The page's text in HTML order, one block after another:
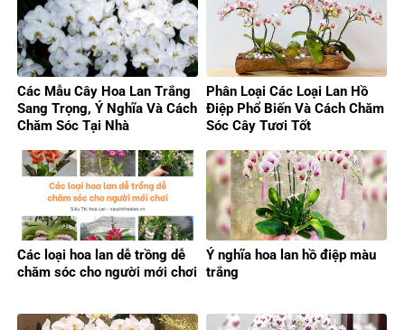
Các Mẫu Cây Hoa Lan Trắng
Sang Trọng, Ý Nghĩa Và Cách
Chăm Sóc Tại Nhà
Phân Loại Các Loại Lan Hồ
Điệp Phổ Biến Và Cách Chăm
Sóc Cây Tươi Tốt
Các loại hoa lan dễ trồng dễ
chăm sóc cho người mới chơi
Ý nghĩa hoa lan hồ điệp màu
trắng